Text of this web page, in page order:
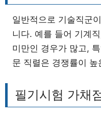
일반적으로 기술직군
니다. 예를 들어 기계
미만인 경우가 많고,
문 직렬은 경쟁률이
필기시험 가채